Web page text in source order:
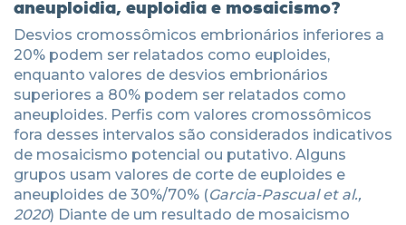
aneuploidia, euploidia e mosaicismo?
Desvios cromossômicos embrionários inferiores a
20% podem ser relatados como euploides,
enquanto valores de desvios embrionários
superiores a 80% podem ser relatados como
aneuploides. Perfis com valores cromossômicos
fora desses intervalos são considerados indicativos
de mosaicismo potencial ou putativo. Alguns
grupos usam valores de corte de euploides e
aneuploides de 30%/70% (Garcia-Pascual et al.,
2020) Diante de um resultado de mosaicismo